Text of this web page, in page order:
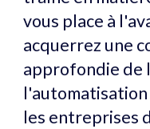
vous place à
acquerrez une
approfondie de
les entreprises